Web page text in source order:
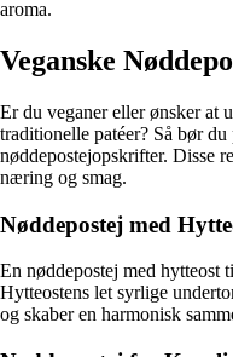
aroma.
Veganske
Er du veganer eller ønsker at
traditionelle patéer? Så bør
nøddepostejopskrifter. Disse
næring og smag.
Nøddepostej med
En nøddepostej med hytteost
Hytteostens let syrlige
og skaber en harmonisk